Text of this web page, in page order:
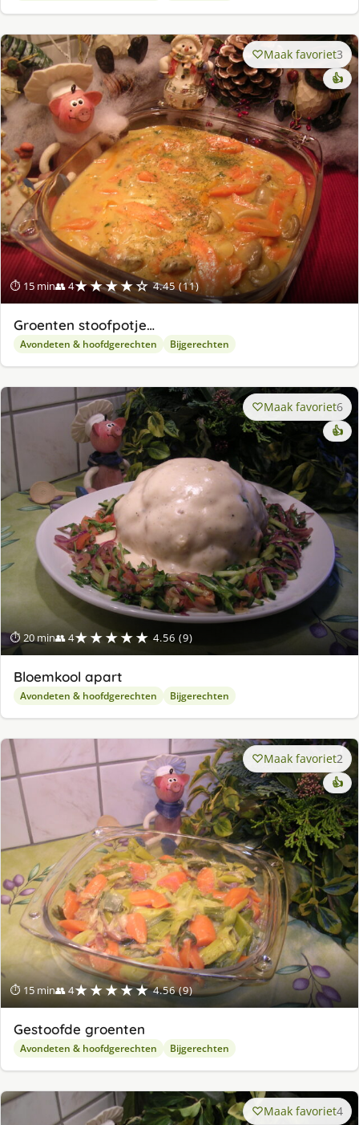
⏱ 15 min👥 4★★★★☆ 4.45 (11)
Maak favoriet3
👍
Groenten stoofpotje…
Avondeten & hoofdgerechten Bijgerechten
⏱ 20 min👥 4★★★★★ 4.56 (9)
Maak favoriet6
👍
Bloemkool apart
Avondeten & hoofdgerechten Bijgerechten
⏱ 15 min👥 4★★★★★ 4.56 (9)
Maak favoriet2
👍
Gestoofde groenten
Avondeten & hoofdgerechten Bijgerechten
Maak favoriet4